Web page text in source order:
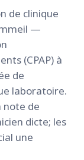
de clinique
—
(CPAP) à
de
laboratoire.
note de
dicte; les
une